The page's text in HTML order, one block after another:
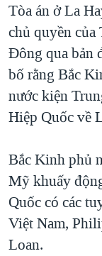
Tòa án ở La
chủ quyền của
Đông qua bản
bố rằng Bắc
nước kiện
Hiệp Quốc về
Bắc Kinh phủ
Mỹ khuấy
Quốc có các
Việt Nam,
Loan.